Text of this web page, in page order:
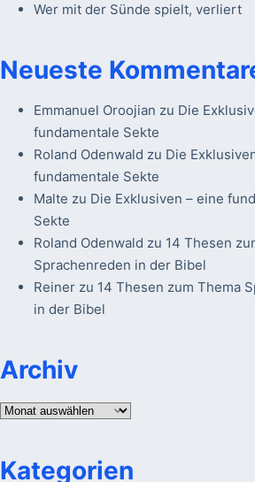
Wer mit der Sünde spielt, verliert
Neueste
Emmanuel Oroojian zu Die
fundamentale Sekte
Roland Odenwald zu Die
fundamentale Sekte
Malte zu Die Exklusiven – eine
Sekte
Roland Odenwald zu 14 Thesen
Sprachenreden in der Bibel
Reinerzu 14 Thesen zum Thema
in der Bibel
Archiv
Archiv
Kategorien